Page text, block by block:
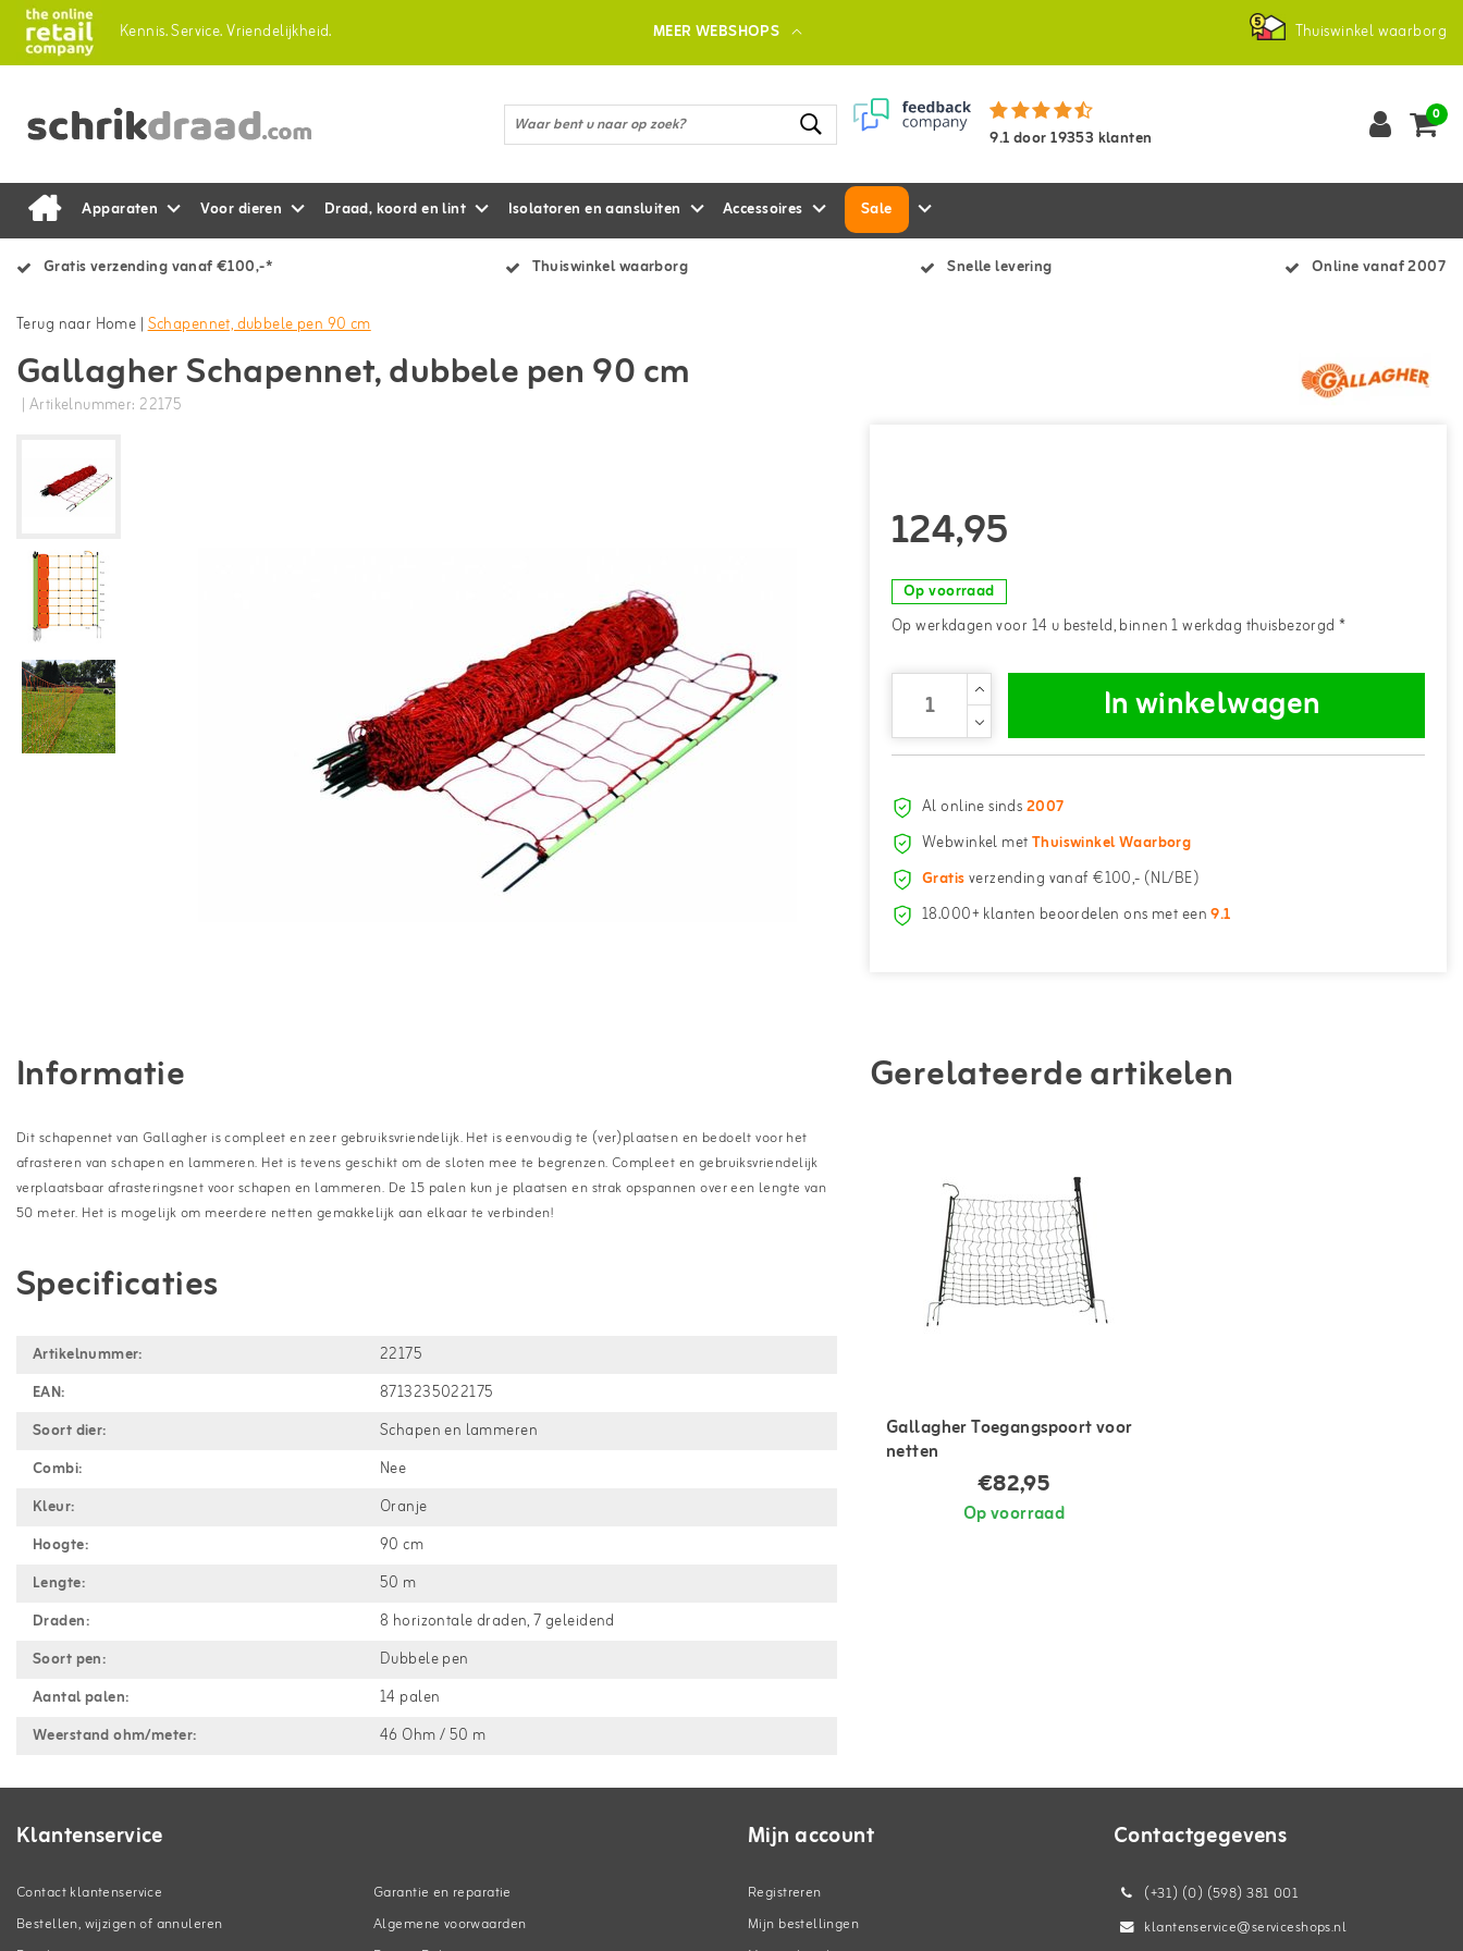
Kennis.Service.Vriendelijkheid. MEER WEBSHOPS Thuiswinkel waarborg
9.1door19353 klanten
0
Apparaten Voor dieren Draad, koord en lint Isolatoren en aansluiten Accessoires Sale
Gratis verzending vanaf €100,-* Thuiswinkel waarborg Snelle levering Online vanaf 2007
Terug naar Home |Schapennet, dubbele pen 90 cm
Gallagher Schapennet, dubbele pen 90 cm
| Artikelnummer: 22175
124,95
Op voorraad
Op werkdagen voor 14 u besteld, binnen 1 werkdag thuisbezorgd *
In winkelwagen
Al online sinds2007
Webwinkel metThuiswinkel Waarborg
Gratisverzending vanaf €100,- (NL/BE)
18.000+ klanten beoordelen ons met een9.1
Informatie
Dit schapennet van Gallagher is compleet en zeer gebruiksvriendelijk. Het is eenvoudig te (ver)plaatsen en bedoelt voor het
afrasteren van schapen en lammeren. Het is tevens geschikt om de sloten mee te begrenzen. Compleet en gebruiksvriendelijk
verplaatsbaar afrasteringsnet voor schapen en lammeren. De 15 palen kun je plaatsen en strak opspannen over een lengte van
50 meter. Het is mogelijk om meerdere netten gemakkelijk aan elkaar te verbinden!
Specificaties
Artikelnummer:
22175
EAN:
8713235022175
Soort dier:
Schapen en lammeren
Combi:
Nee
Kleur:
Oranje
Hoogte:
90 cm
Lengte:
50 m
Draden:
8 horizontale draden, 7 geleidend
Soort pen:
Dubbele pen
Aantal palen:
14 palen
Weerstand ohm/meter:
46 Ohm / 50 m
Gerelateerde artikelen
Gallagher Toegangspoort voor
netten
€82,95
Op voorraad
Klantenservice
Contact klantenservice
Bestellen, wijzigen of annuleren
Garantie en reparatie
Algemene voorwaarden
Mijn account
Registreren
Mijn bestellingen
Contactgegevens
(+31) (0) (598) 381 001
klantenservice@serviceshops.nl